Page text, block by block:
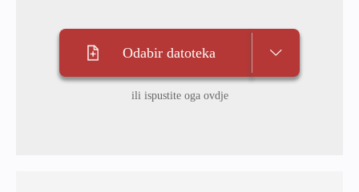
Odabir datoteka
ili ispustite oga ovdje